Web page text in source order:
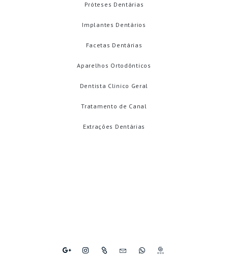
Próteses Dentárias
Implantes Dentários
Facetas Dentárias
Aparelhos Ortodônticos
Dentista Clinico Geral
Tratamento de Canal
Extrações Dentárias